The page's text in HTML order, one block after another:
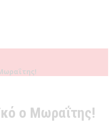
ο Μωραΐτης!